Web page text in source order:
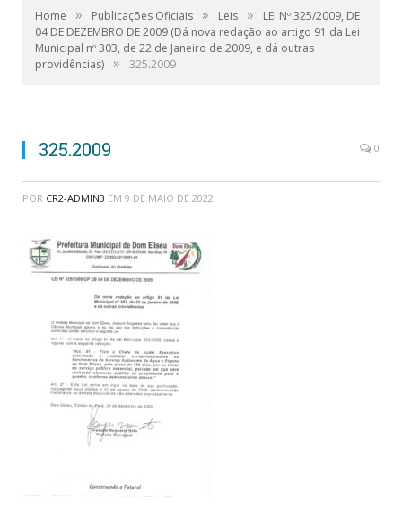
Home » Publicações Oficiais » Leis »
LEI Nº 325/2009, DE
04 DE DEZEMBRO DE 2009 (Dá nova redação ao artigo 91 da Lei
Municipal nº 303, de 22 de Janeiro de 2009, e dá outras
providências) » 325.2009
325.2009 0
POR CR2-ADMIN3 EM 9 DE MAIO DE 2022